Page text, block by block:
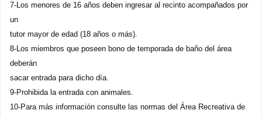
7-Los menores de 16 años deben ingresar al recinto acompañados por
un
tutor mayor de edad (18 años o más).
8-Los miembros que poseen bono de temporada de baño del área
deberán
sacar entrada para dicho día.
9-Prohibida la entrada con animales.
10-Para más información consulte las normas del Área Recreativa de